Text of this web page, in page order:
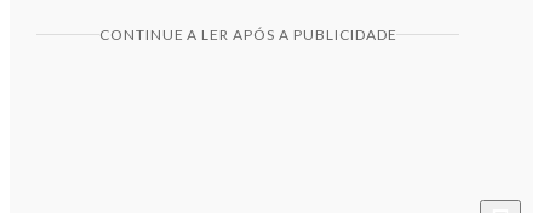
CONTINUE A LER APÓS A PUBLICIDADE